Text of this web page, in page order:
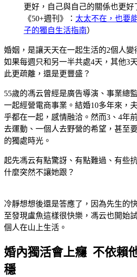
更好，自己與自己的關係也更好
《50+週刊》： 太太不在，也要
子的獨自生活指南）
婚姻，是讓天天在一起生活的2個人變
如果每週只和另一半共處4天，其他3
此更疏離，還是更豐盛？
55歲的馮云曾經是廣告導演、事業總
一起經營電商事業。結婚10多年來，
乎都在一起，感情融洽。然而3、4年
去運動、一個人去野營的希望，甚至
的獨處時光。
起先馮云有點驚訝、有點難過、有些
什麼突然不讓她跟？
冷靜想想後還是答應了，因為先生的
至發現盧魚這樣很快樂，馮云也開始
個人在山上生活。
婚內獨活會上癮 不依賴
穩